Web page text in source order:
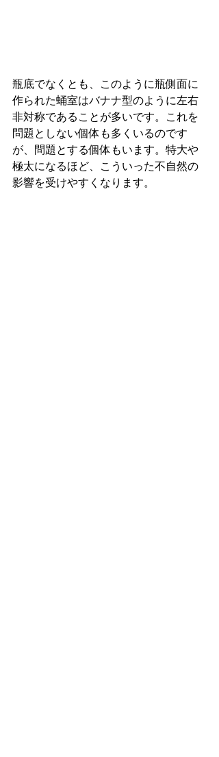
瓶底でなくとも、このように瓶側面に
作られた蛹室はバナナ型のように左右
非対称であることが多いです。これを
問題としない個体も多くいるのです
が、問題とする個体もいます。特大や
極太になるほど、こういった不自然の
影響を受けやすくなります。